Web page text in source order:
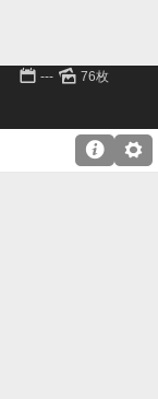
📅 --- 🌄 76枚
⚙
